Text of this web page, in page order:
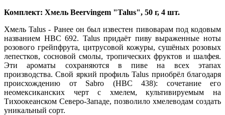
Комплект: Хмель Beervingem "Talus", 50 г, 4 шт.
Хмель Talus - Ранее он был известен пивоварам под кодовым
названием HBC 692. Talus придаёт пиву выраженные ноты
розового грейпфрута, цитрусовой кожуры, сушёных розовых
лепестков, сосновой смолы, тропических фруктов и шалфея.
Эти ароматы сохраняются в пиве на всех этапах
производства. Свой яркий профиль Talus приобрёл благодаря
происхождению от Sabro (HBC 438): сочетание его
неомексиканских черт с хмелем, культивируемым на
Тихоокеанском Северо-Западе, позволило хмелеводам создать
уникальный сорт.